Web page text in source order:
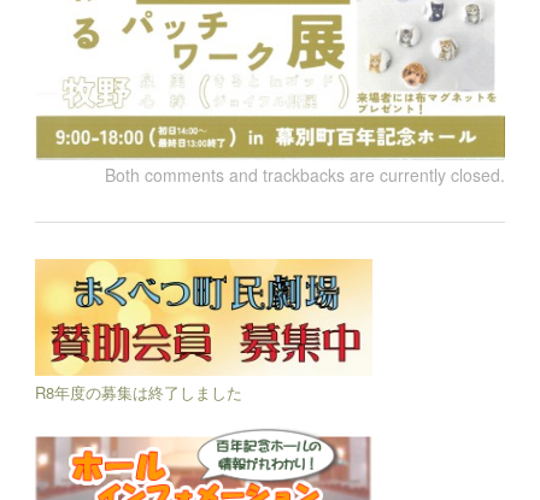
Both comments and trackbacks are currently closed.
R8年度の募集は終了しました